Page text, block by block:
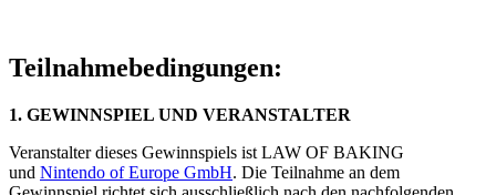
Teilnahmebedingungen:
1. GEWINNSPIEL UND VERANSTALTER
Veranstalter dieses Gewinnspiels ist LAW OF BAKING
und Nintendo of Europe GmbH. Die Teilnahme an dem